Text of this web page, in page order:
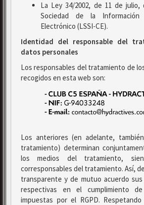
La Ley 34/2002, de 11 de julio,
Sociedad de la
Electrónico (LSSI-CE).
Identidad del responsable del
datos personales
Los responsables del tratamiento de
recogidos en esta web son:
Los anteriores (en adelante,
tratamiento) determinan
los medios del tratamiento,
corresponsables del tratamiento. Así,
transparente y de mutuo acuerdo sus
respectivas en el cumplimiento
impuestas por el RGPD.